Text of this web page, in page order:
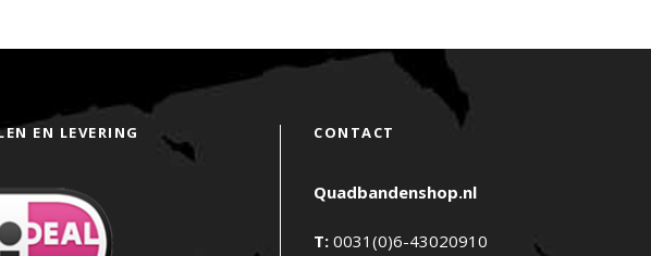
EN LEVERING CONTACT
Quadbandenshop.nl
T: 0031(0)6-43020910